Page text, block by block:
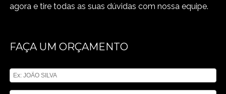
agora e tire todas as suas dúvidas com nossa equipe.
FAÇA UM ORÇAMENTO